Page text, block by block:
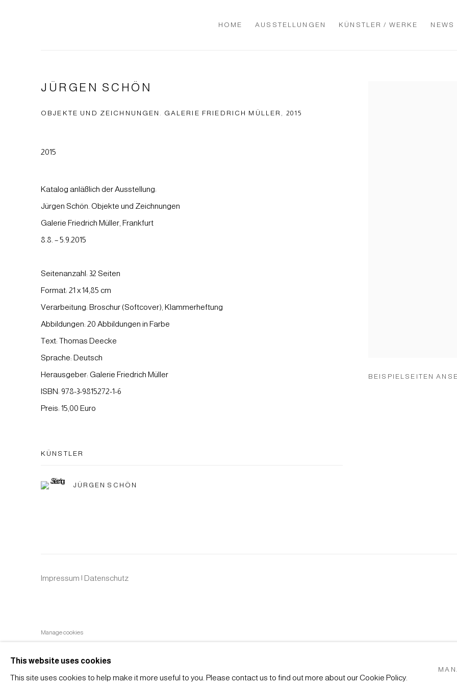
HOME AUSSTELLUNGEN KÜNSTLER / WERKE NEWS
JÜRGEN SCHÖN
OBJEKTE UND ZEICHNUNGEN. GALERIE FRIEDRICH MÜLLER, 2015
BEISPIELSEITEN
2015
Katalog anläßlich der Ausstellung:
Jürgen Schön. Objekte und Zeichnungen
Galerie Friedrich Müller, Frankfurt
8.8. – 5.9.2015
Seitenanzahl: 32 Seiten
Format: 21 x 14,85 cm
Verarbeitung: Broschur (Softcover), Klammerheftung
Abbildungen: 20 Abbildungen in Farbe
Text: Thomas Deecke
Sprache: Deutsch
Herausgeber: Galerie Friedrich Müller
ISBN: 978-3-9815272-1-6
Preis: 15,00 Euro
KÜNSTLER
JÜRGEN SCHÖN
Impressum | Datenschutz
Manage cookies
This website uses cookies
This site uses cookies to help make it more useful to you. Please contact us to find out more about our Cookie Policy.